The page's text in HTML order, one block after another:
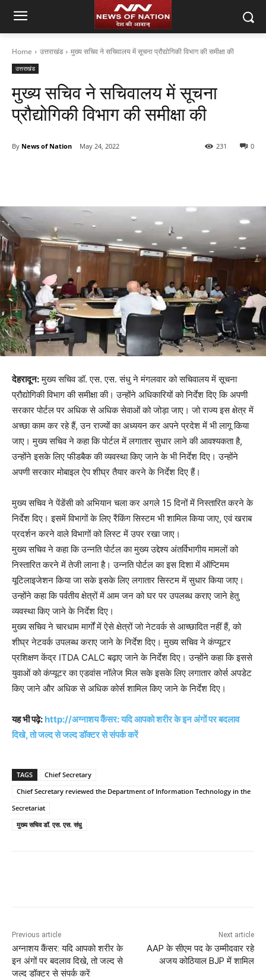
Home उत्तराखंड मुख्य सचिव ने सचिवालय में सूचना प्रौद्योगिकी विभाग की समीक्षा की
उत्तराखंड
मुख्य सचिव ने सचिवालय में सूचना
प्रौद्योगिकी विभाग की समीक्षा की
By News of Nation May 24, 2022 0
231
देहरादून:मुख्य सचिव डॉ. एस. एस. संधु ने मंगलवार को सचिवालय में सूचना
प्रौद्योगिकी विभाग की समीक्षा की। उन्होंने अधिकारियों को निर्देश दिए कि अपणी
सरकार पोर्टल पर अधिक से अधिक सेवाओं को जोड़ा जाए। जो राज्य इस क्षेत्र में
अच्छा काम कर रहे हैं, उन राज्यों का अध्ययन कर अपने प्रदेश में भी लागू किया
जाए। मुख्य सचिव ने कहा कि पोर्टल में लगातार सुधार लाने की आवश्यकता है,
उन्होंने इसके लिए फीडबैक की व्यवस्था किए जाने के भी निर्देश दिए। उन्होंने
अपणी सरकार मोबाइल ऐप शीघ्र तैयार करने के निर्देश दिए हैं।
मुख्य सचिव ने पेंडेंसी को अभियान चला कर अगले 15 दिनों में निस्तारित करने के
निर्देश दिए। इसमें विभागों के लिए रैंकिंग सिस्टम भी शामिल किया जाए, एवं खराब
प्रदर्शन करने वाले विभागों को लिस्ट में उपर रखा जाए।
मुख्य सचिव ने कहा कि उन्नति पोर्टल का मुख्य उद्देश्य अंतर्विभागीय मामलों को
निस्तारित करने में तेजी लाना है। उन्नति पोर्टल का इस दिशा में ऑप्टिमम
यूटिलाइजेशन किया जा सके इसके लिए लगातार सिस्टम में सुधार किया जाए।
उन्होंने कहा कि पर्वतीय क्षेत्रों में आम जन को घर पर उपलब्ध कराए जाने हेतु
व्यवस्था किए जाने के निर्देश दिए।
मुख्य सचिव ने चारधाम मार्गों में ऐसे क्षेत्रों जो नेटवर्क से आच्छादित नहीं हैं, को
शीघ्र नेटवर्क उपलब्ध कराए जाने के निर्देश दिए। मुख्य सचिव ने कंप्यूटर
प्रशिक्षण केंद्र ITDA CALC बढ़ाए जाने के निर्देश दिए। उन्होंने कहा कि इससे
युवाओं को कंप्यूटर का एडवांस नॉलेज मिल सके इसके लिए लगातार कोर्स अपडेट
किए जाने और अधिक से अधिक कोर्स शामिल किए जाने के निर्देश दिए।
यह भी पढ़े: http://अग्नाशय कैंसर: यदि आपको शरीर के इन अंगों पर बदलाव
दिखे, तो जल्द से जल्द डॉक्टर से संपर्क करें
TAGS
Chief Secretary
Chief Secretary reviewed the Department of Information Technology in the
Secretariat
मुख्य सचिव डॉ. एस. एस. संधु
Previous article
अग्नाशय कैंसर: यदि आपको शरीर के
इन अंगों पर बदलाव दिखे, तो जल्द से
जल्द डॉक्टर से संपर्क करें
Next article
AAP के सीएम पद के उम्मीदवार रहे
अजय कोठियाल BJP में शामिल